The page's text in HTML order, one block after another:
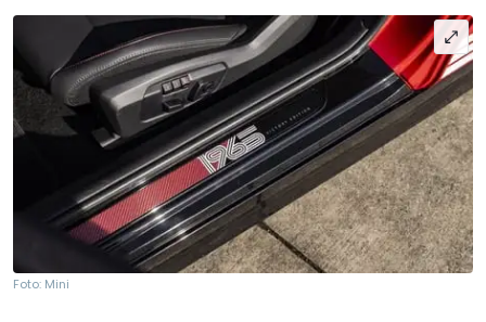
Foto: Mini